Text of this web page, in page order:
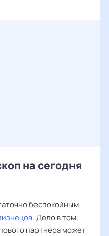
на сегодня
беспокойным
. Дело в том,
партнера может